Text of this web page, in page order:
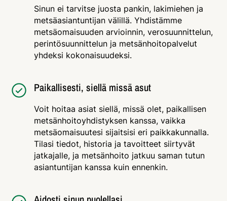
Sinun ei tarvitse juosta pankin, lakimiehen ja
metsäasiantuntijan välillä. Yhdistämme
metsäomaisuuden arvioinnin, verosuunnittelun,
perintösuunnittelun ja metsänhoitopalvelut
yhdeksi kokonaisuudeksi.
Paikallisesti, siellä missä asut
Voit hoitaa asiat siellä, missä olet, paikallisen
metsänhoitoyhdistyksen kanssa, vaikka
metsäomaisuutesi sijaitsisi eri paikkakunnalla.
Tilasi tiedot, historia ja tavoitteet siirtyvät
jatkajalle, ja metsänhoito jatkuu saman tutun
asiantuntijan kanssa kuin ennenkin.